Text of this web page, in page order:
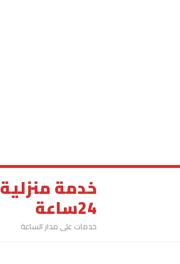
خدمة منزلية
24ساعة
خدمات على مدار الساعة